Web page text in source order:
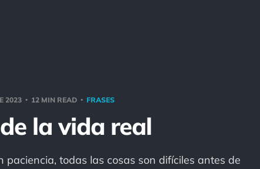
2023 12 MIN READ FRASES
la vida real
paciencia, todas las cosas son difíciles antes de